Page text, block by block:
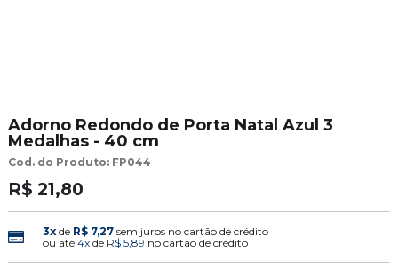
Adorno Redondo de Porta Natal Azul 3
Medalhas - 40 cm
Cod. do Produto: FP044
R$ 21,80
3xde R$ 7,27 sem juros no cartão de crédito
ou até 4xde R$ 5,89 no cartão de crédito